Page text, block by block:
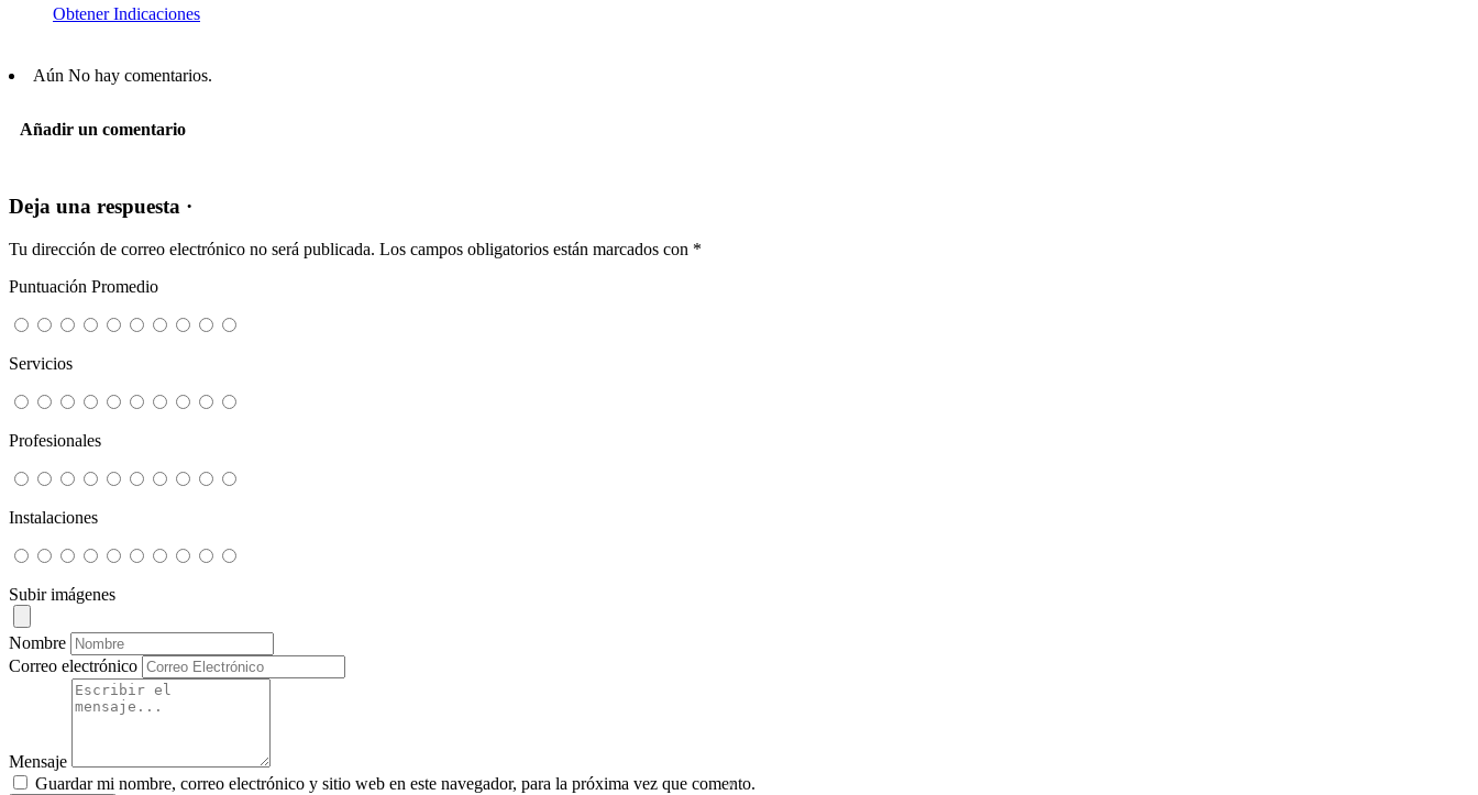
Obtener Indicaciones
Aún No hay comentarios.
Añadir un comentario
Deja una respuesta ·
Tu dirección de correo electrónico no será publicada. Los campos obligatorios están marcados con *
Puntuación Promedio
Servicios
Profesionales
Instalaciones
Subir imágenes
Nombre
Correo electrónico
Mensaje
Guardar mi nombre, correo electrónico y sitio web en este navegador, para la próxima vez que comento.